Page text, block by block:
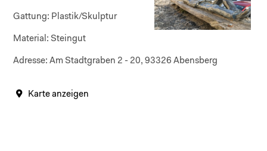
Gattung: Plastik/Skulptur
Material: Steingut
Adresse: Am Stadtgraben 2 - 20, 93326 Abensberg
Karte anzeigen